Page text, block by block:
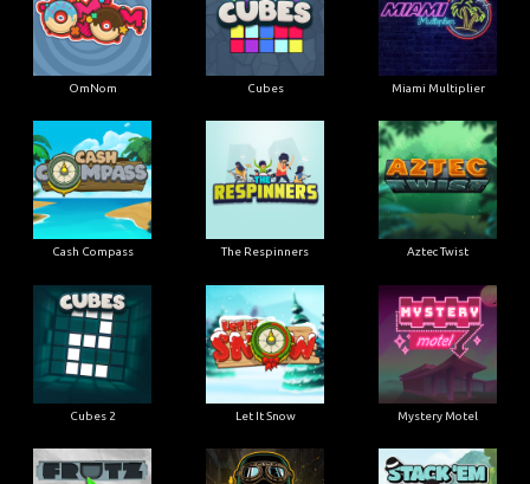
OmNom Cubes Miami Multiplier
Cash Compass The Respinners Aztec Twist
Cubes 2 Let It Snow Mystery Motel